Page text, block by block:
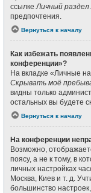
ссылкеЛичный раздел
предпочтения.
Вернуться к началу
Как избежать
конференции»?
На вкладке «Личные
Скрывать моё
видны только
остальных вы будете
Вернуться к началу
На конференции
Возможно,
поясу, а не к тому, в
личных настройках
Москва, Киев и т. д.
большинство